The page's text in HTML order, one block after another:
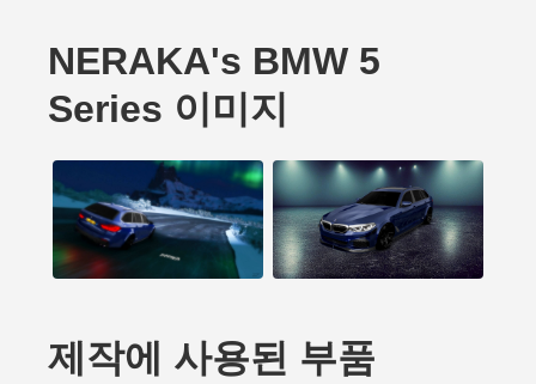
NERAKA's BMW 5
Series 이미지
제작에 사용된 부품